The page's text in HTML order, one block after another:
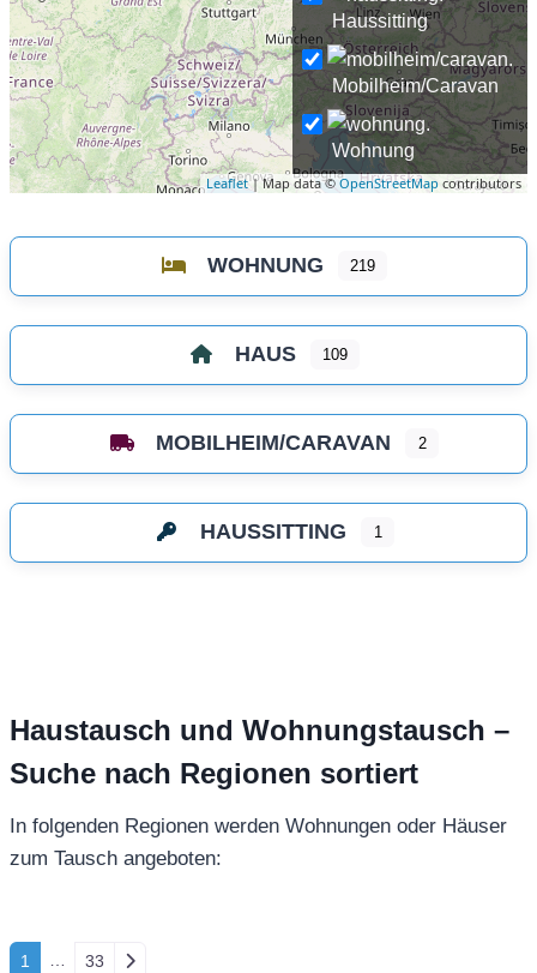
Leaflet| Map data ©OpenStreetMap contributors
Haussitting
Mobilheim/Caravan
Wohnung
WOHNUNG 219
HAUS 109
MOBILHEIM/CARAVAN 2
HAUSSITTING 1
Haustausch und Wohnungstausch –
Suche nach Regionen sortiert
In folgenden Regionen werden Wohnungen oder Häuser
zum Tausch angeboten:
Posts navigation
1 33 Ältere Beiträge